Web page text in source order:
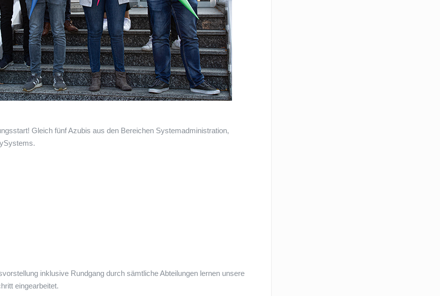
Gleich fünf Azubis aus den Bereichen Systemadministration,
inklusive Rundgang durch sämtliche Abteilungen lernen unsere
eingearbeitet.